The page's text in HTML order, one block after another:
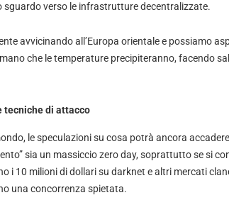
verso le infrastrutture decentralizzate.
avvicinando all’Europa orientale e possiamo
che le temperature precipiteranno, facendo
tecniche di attacco
le speculazioni su cosa potrà ancora
sia un massiccio zero day, soprattutto se si
i 10 milioni di dollari su darknet e altri mercati
una concorrenza spietata.